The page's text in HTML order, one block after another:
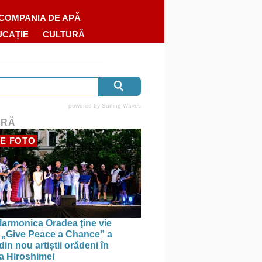
DE APĂ
CULTURĂ
powered by Surfing Waves
FOTO
Oradea ţine vie
Peace a Chance” a
nou artiștii orădeni în
Hiroshimei